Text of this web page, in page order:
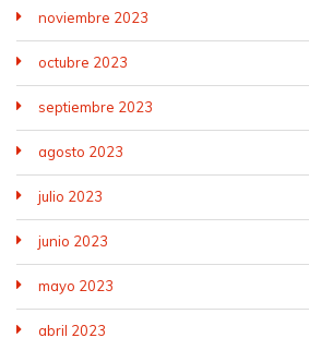
noviembre 2023
octubre 2023
septiembre 2023
agosto 2023
julio 2023
junio 2023
mayo 2023
abril 2023